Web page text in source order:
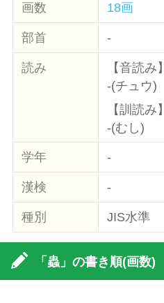
画数 18画
部首 -
読み
【音読み】
-(チュウ)
【訓読み】
-(むし)
学年 -
漢検 -
種別 JIS水準
「蟲」の書き順(画数)